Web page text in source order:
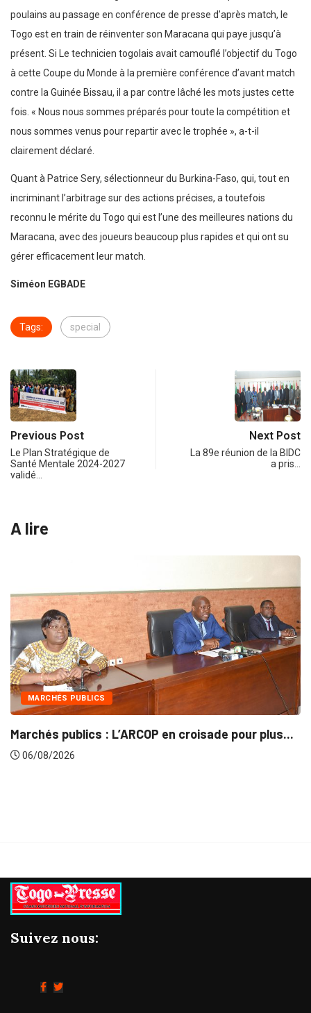
poulains au passage en conférence de presse d’après match, le
Togo est en train de réinventer son Maracana qui paye jusqu’à
présent. Si Le technicien togolais avait camouflé l’objectif du Togo
à cette Coupe du Monde à la première conférence d’avant match
contre la Guinée Bissau, il a par contre lâché les mots justes cette
fois. « Nous nous sommes préparés pour toute la compétition et
nous sommes venus pour repartir avec le trophée », a-t-il
clairement déclaré.
Quant à Patrice Sery, sélectionneur du Burkina-Faso, qui, tout en
incriminant l’arbitrage sur des actions précises, a toutefois
reconnu le mérite du Togo qui est l’une des meilleures nations du
Maracana, avec des joueurs beaucoup plus rapides et qui ont su
gérer efficacement leur match.
Siméon EGBADE
Tags: special
Previous Post
Le Plan Stratégique de
Santé Mentale 2024-2027
validé…
Next Post
La 89e réunion de la BIDC
a pris…
A lire
plus...
INTÉGRATION RÉGIONALE
Gestion concertée et durable du Bassin
Suivez nous: